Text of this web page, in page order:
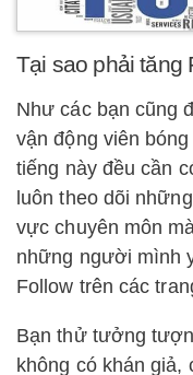
Tại sao phải tăng
Như các bạn cũng
vận động viên
tiếng này đều cần
luôn theo dõi
vực chuyên môn
những người mình
Follow trên các
Bạn thử tưởng
không có khán giả,